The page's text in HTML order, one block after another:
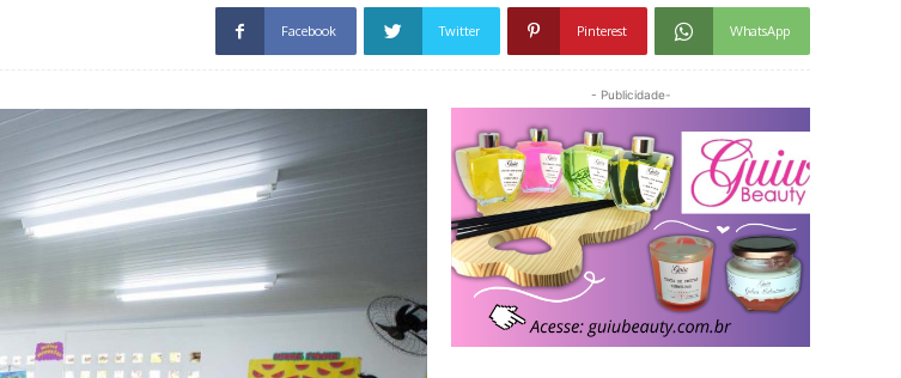
Facebook Twitter Pinterest WhatsApp
- Publicidade-